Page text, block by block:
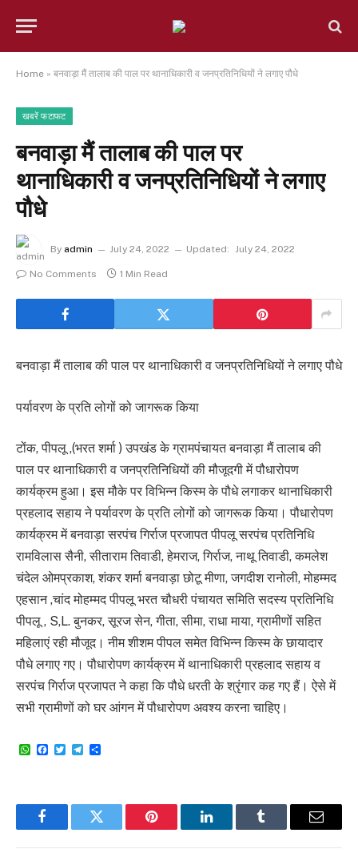
Home » बनवाड़ा मैं तालाब की पाल पर थानाधिकारी व जनप्रतिनिधियों ने लगाए पौधे
खबरें फटाफट
बनवाड़ा मैं तालाब की पाल पर
थानाधिकारी व जनप्रतिनिधियों ने लगाए
पौधे
By admin July 24, 2022 Updated: July 24, 2022
No Comments 1 Min Read
बनवाड़ा मैं तालाब की पाल पर थानाधिकारी व जनप्रतिनिधियों ने लगाए पौधे
पर्यावरण के प्रति लोगों को जागरूक किया
टोंक, पीपलू ,(भरत शर्मा ) उपखंड के ग्रामपंचायत बनवाड़ा मैं तालाब की
पाल पर थानाधिकारी व जनप्रतिनिधियों की मौजूदगी में पौधारोपण
कार्यक्रम हुआ। इस मौके पर विभिन्न किस्म के पौधे लगाकर थानाधिकारी
प्रहलाद सहाय ने पर्यावरण के प्रति लोगों को जागरूक किया। पौधारोपण
कार्यक्रम में बनवाड़ा सरपंच गिर्राज प्रजापत पीपलू सरपंच प्रतिनिधि
रामविलास सैनी, सीताराम तिवाडी, हेमराज, गिर्राज, नाथू तिवाडी, कमलेश
चंदेल ओमप्रकाश, शंकर शर्मा बनवाड़ा छोटू मीणा, जगदीश रानोली, मोहम्मद
एहसान ,चांद मोहम्मद पीपलू भरत चौधरी पंचायत समिति सदस्य प्रतिनिधि
पीपलू , S,L. बुनकर, सूरज सेन, गीता, सीमा, राधा माया, ग्रामीणों सहित
महिलाएं रही मौजूद। नीम शीशम पीपल समेत विभिन्न किस्म के छायादार
पौधे लगाए गए। पौधारोपण कार्यक्रम में थानाधिकारी प्रहलाद सहाय व
सरपंच गिर्राज प्रजापत ने कहा कि पौधे धरती के श्रृंगार कह गए हैं। ऐसे में
सभी ग्रामीणों को घर आंगन में पौधारोपण अवश्य करना चाहिए।
WhatsApp
Facebook
TwitterTelegram
FacebookTwitter Pinterest LinkedInTumblr Email